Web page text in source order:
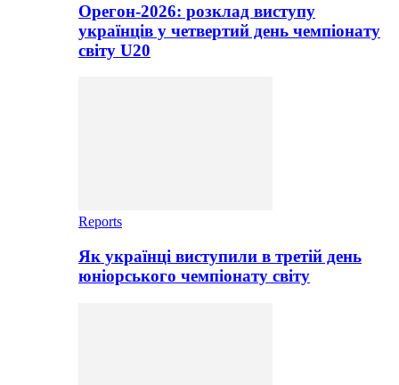
Орегон-2026: розклад виступу
українців у четвертий день чемпіонату
світу U20
Reports
Як українці виступили в третій день
юніорського чемпіонату світу